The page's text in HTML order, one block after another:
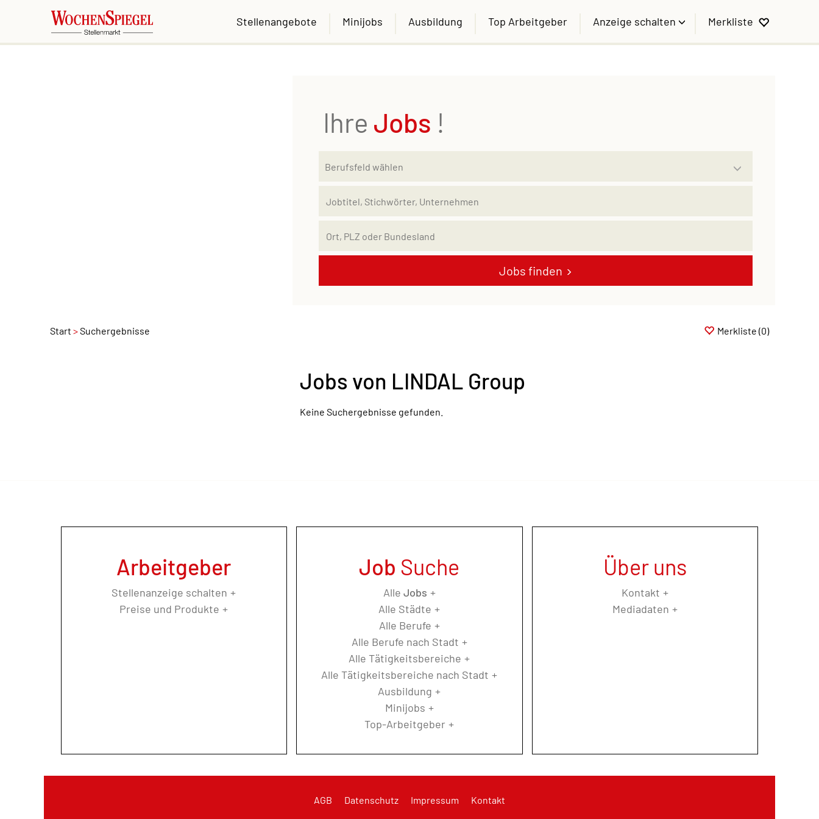
Stellenangebote Minijobs Ausbildung Top Arbeitgeber Anzeige schalten Merkliste
Ihre Jobs !
Jobs finden
Start Suchergebnisse Merkliste (0)
Jobs von LINDAL Group
Keine Suchergebnisse gefunden.
Arbeitgeber
Stellenanzeige schalten
Preise und Produkte
Job Suche
Alle Jobs
Alle Städte
Alle Berufe
Alle Berufe nach Stadt
Alle Tätigkeitsbereiche
Alle Tätigkeitsbereiche nach Stadt
Ausbildung
Minijobs
Top-Arbeitgeber
Über uns
Kontakt
Mediadaten
AGB Datenschutz Impressum Kontakt